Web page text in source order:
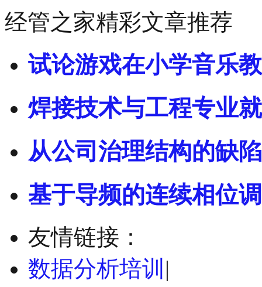
经管之家精彩文章推荐
试论游戏在小学音乐
焊接技术与工程专业
从公司治理结构的缺
基于导频的连续相位
友情链接：
数据分析培训 |